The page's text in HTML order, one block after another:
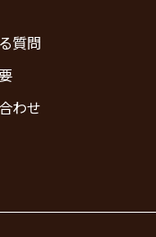
質問
わせ